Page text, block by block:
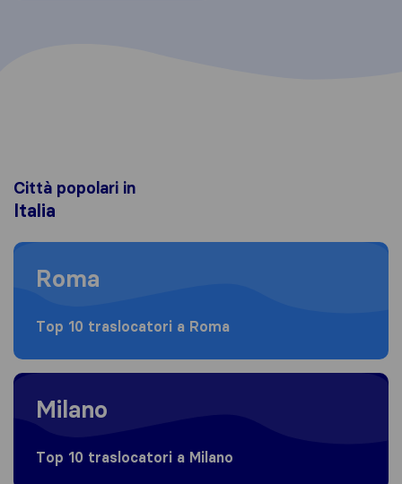
Città popolari in
Italia
Moving to Roma
Roma
Top 10 traslocatori a Roma
Moving to Milano
Milano
Top 10 traslocatori a Milano